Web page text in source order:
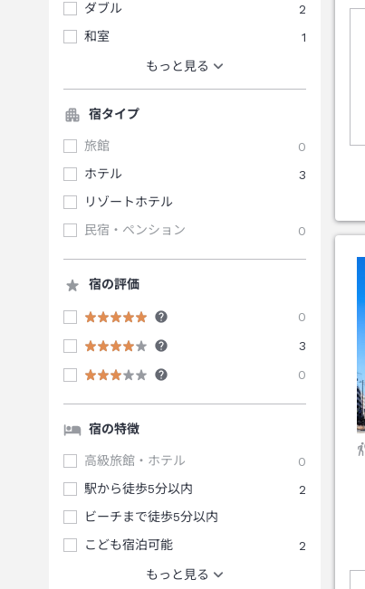
ダブル
2
和室
1
もっと見る
宿タイプ
旅館
0
ホテル
3
リゾートホテル
民宿・ペンション
0
宿の評価
0
3
0
宿の特徴
高級旅館・ホテル
0
駅から徒歩5分以内
2
ビーチまで徒歩5分以内
こども宿泊可能
2
もっと見る